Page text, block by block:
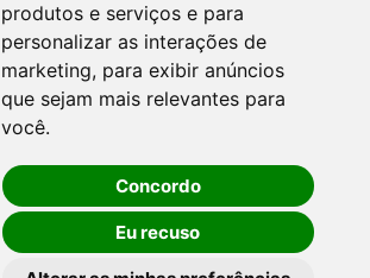
produtos e serviços e para
personalizar as interações de
marketing, para exibir anúncios
que sejam mais relevantes para
você.
Concordo
Eu recuso